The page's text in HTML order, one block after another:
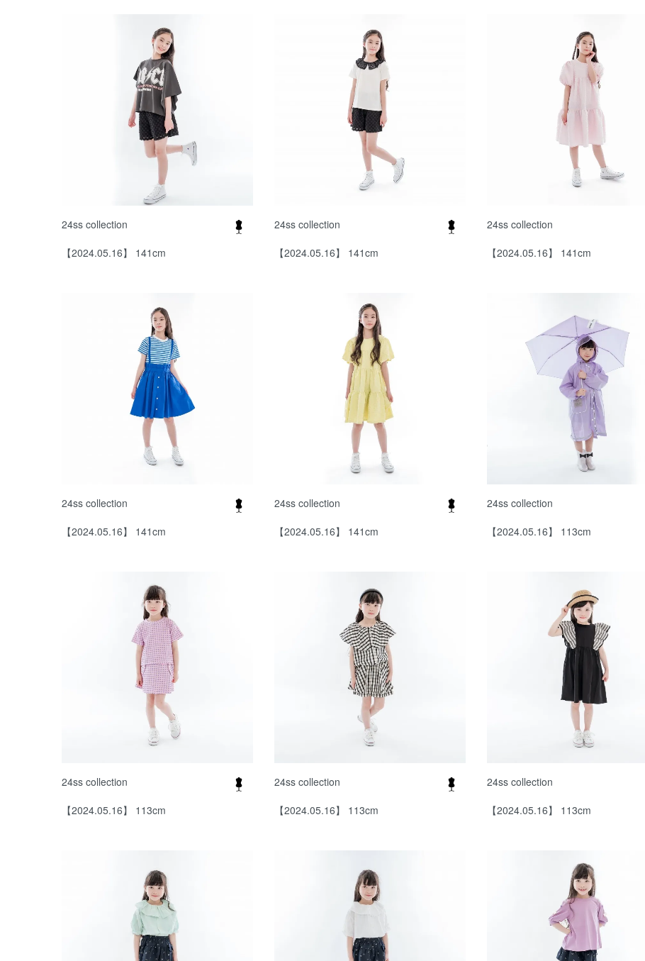
24ss collection
【2024.05.16】 141cm
24ss collection
【2024.05.16】 141cm
24ss collection
【2024.05.16】 141cm
24ss collection
【2024.05.16】 141cm
24ss collection
【2024.05.16】 141cm
24ss collection
【2024.05.16】 113cm
24ss collection
【2024.05.16】 113cm
24ss collection
【2024.05.16】 113cm
24ss collection
【2024.05.16】 113cm